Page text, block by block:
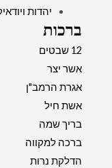
יהדות
ברכות
12 שבטים
אשר יצר
אגרת הרמב"ן
אשת חיל
בריך שמה
ברכה למקווה
הדלקת נרות